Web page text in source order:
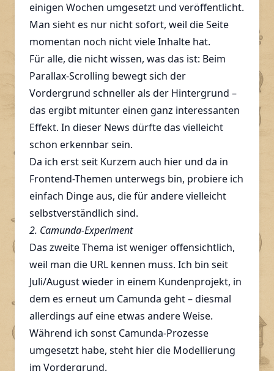
einigen Wochen umgesetzt und veröffentlicht.
Man sieht es nur nicht sofort, weil die Seite
momentan noch nicht viele Inhalte hat.
Für alle, die nicht wissen, was das ist: Beim
Parallax-Scrolling bewegt sich der
Vordergrund schneller als der Hintergrund –
das ergibt mitunter einen ganz interessanten
Effekt. In dieser News dürfte das vielleicht
schon erkennbar sein.
Da ich erst seit Kurzem auch hier und da in
Frontend-Themen unterwegs bin, probiere ich
einfach Dinge aus, die für andere vielleicht
selbstverständlich sind.
2. Camunda-Experiment
Das zweite Thema ist weniger offensichtlich,
weil man die URL kennen muss. Ich bin seit
Juli/August wieder in einem Kundenprojekt, in
dem es erneut um Camunda geht – diesmal
allerdings auf eine etwas andere Weise.
Während ich sonst Camunda-Prozesse
umgesetzt habe, steht hier die Modellierung
im Vordergrund.